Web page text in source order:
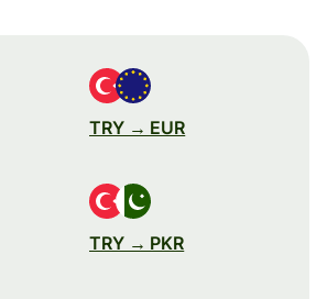
TRY → EUR
TRY → PKR